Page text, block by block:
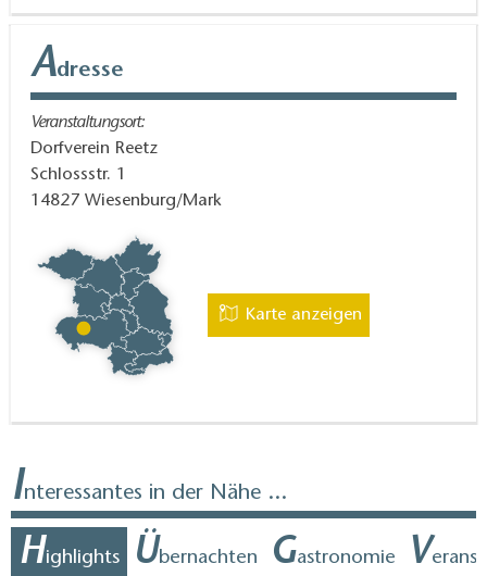
Adresse
Veranstaltungsort:
Dorfverein Reetz
Schlossstr. 1
14827 Wiesenburg/Mark
Karte anzeigen
Interessantes in der Nähe ...
Highlights Übernachten Gastronomie V